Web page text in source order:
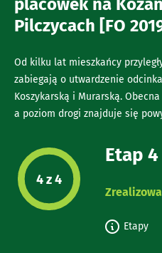
placówek na
Pilczycach [FO
Od kilku lat mieszkańcy
zabiegają o utwardzenie
Koszykarską i Murarską.
a poziom drogi znajduje się
Etap projektu:
4 z 4
Etap 4
Etapy